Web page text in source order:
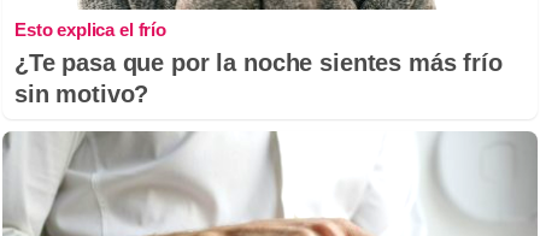
Esto explica el frío
¿Te pasa que por la noche sientes más frío
sin motivo?